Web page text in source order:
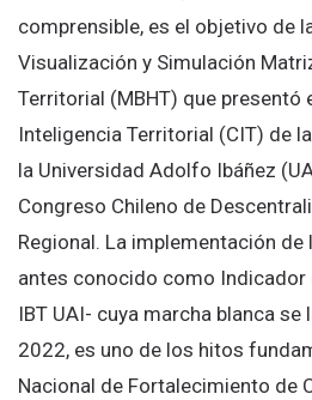
comprensible, es el objetivo de
Visualización y Simulación
Territorial (MBHT) que presentó
Inteligencia Territorial (CIT) de la
la Universidad Adolfo Ibáñez
Congreso Chileno de
Regional. La implementación de
antes conocido como Indicador
IBT UAI- cuya marcha blanca se
2022, es uno de los hitos
Nacional de Fortalecimiento de